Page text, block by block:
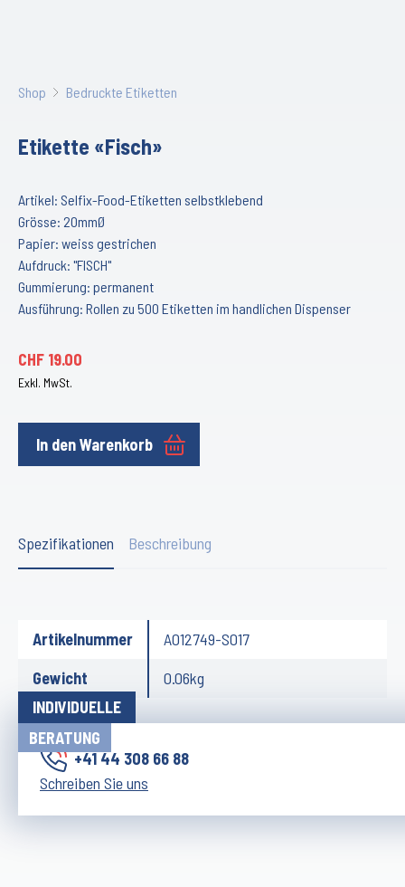
Shop Bedruckte Etiketten
Etikette «Fisch»
Artikel: Selfix-Food-Etiketten selbstklebend
Grösse: 20mmØ
Papier: weiss gestrichen
Aufdruck: "FISCH"
Gummierung: permanent
Ausführung: Rollen zu 500 Etiketten im handlichen Dispenser
CHF 19.00
Exkl. MwSt.
In den Warenkorb
Spezifikationen Beschreibung
Artikelnummer
A012749-S017
Gewicht
0.06kg
INDIVIDUELLE
BERATUNG
+41 44 308 66 88
Schreiben Sie uns